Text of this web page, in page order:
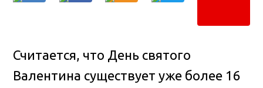
Считается, что День святого
Валентина существует уже более 16